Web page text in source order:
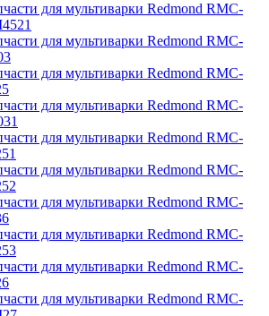
для мультиварки Redmond RMC-
для мультиварки Redmond RMC-
для мультиварки Redmond RMC-
для мультиварки Redmond RMC-
для мультиварки Redmond RMC-
для мультиварки Redmond RMC-
для мультиварки Redmond RMC-
для мультиварки Redmond RMC-
для мультиварки Redmond RMC-
для мультиварки Redmond RMC-